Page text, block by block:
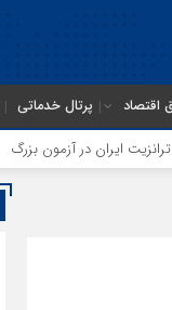
اقتصاد پرتال خدماتی